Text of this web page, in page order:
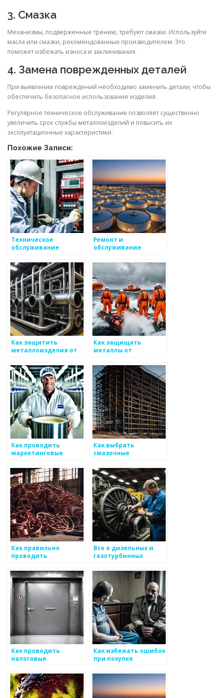
3. Смазка
Механизмы, подверженные трению, требуют смазки. Используйте
масла или смазки, рекомендованные производителем. Это
поможет избежать износа и заклинивания.
4. Замена поврежденных деталей
При выявлении повреждений необходимо заменить детали, чтобы
обеспечить безопасное использование изделия.
Регулярное техническое обслуживание позволяет существенно
увеличить срок службы металлоизделий и повысить их
эксплуатационные характеристики.
Похожие Записи:
Техническое
обслуживание
пожарной
сигнализации АПС и
СОУЭ в Москве и РФ,
цена
Ремонт и
обслуживание
Как защитить
металлоизделия от
повреждений
Как защищать
металлы от
излучения
Как проводить
маркетинговые
металлургии
Как выбрать
смазочные
работы с металлом
Как правильно
проводить
металлов
Все о дизельных и
газотурбинных
обслуживание и
изготовление
запчастей в СПб
Как проводить
налоговые
металлургических
компаний
Как избежать ошибок
при покупке